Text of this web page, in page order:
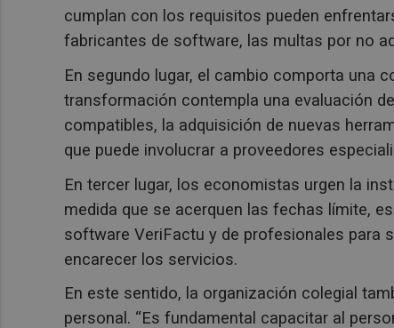
cumplan con los requisitos pueden
fabricantes de software, las multas por no
En segundo lugar, el cambio comporta una
transformación contempla una evaluación
compatibles, la adquisición de nuevas
que puede involucrar a proveedores
En tercer lugar, los economistas urgen la
medida que se acerquen las fechas límite,
software VeriFactu y de profesionales para
encarecer los servicios.
En este sentido, la organización colegial
personal. “Es fundamental capacitar al